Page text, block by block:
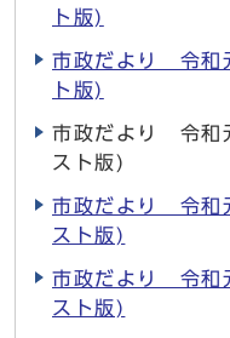
ト版)
市政だより 令和
ト版)
市政だより 令
スト版)
市政だより 令
スト版)
市政だより 令
スト版)